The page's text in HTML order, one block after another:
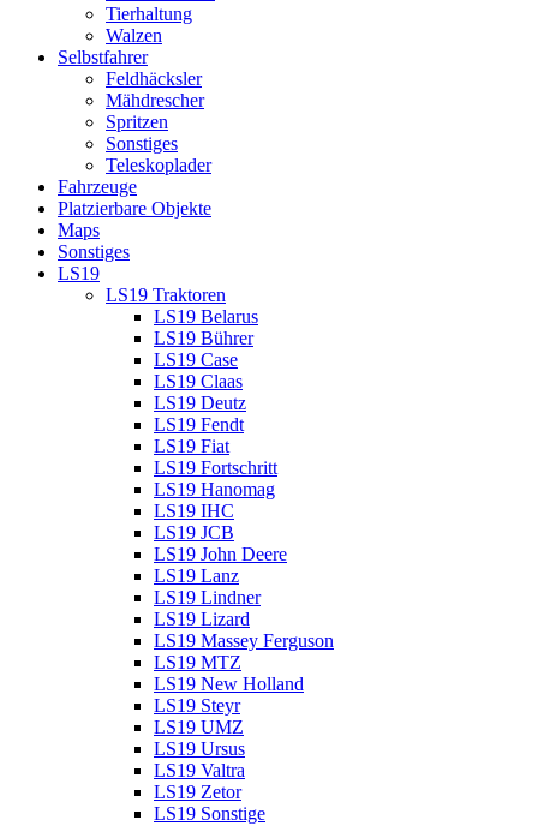
Tierhaltung
Walzen
Selbstfahrer
Feldhäcksler
Mähdrescher
Spritzen
Sonstiges
Teleskoplader
Fahrzeuge
Platzierbare Objekte
Maps
Sonstiges
LS19
LS19 Traktoren
LS19 Belarus
LS19 Bührer
LS19 Case
LS19 Claas
LS19 Deutz
LS19 Fendt
LS19 Fiat
LS19 Fortschritt
LS19 Hanomag
LS19 IHC
LS19 JCB
LS19 John Deere
LS19 Lanz
LS19 Lindner
LS19 Lizard
LS19 Massey Ferguson
LS19 MTZ
LS19 New Holland
LS19 Steyr
LS19 UMZ
LS19 Ursus
LS19 Valtra
LS19 Zetor
LS19 Sonstige